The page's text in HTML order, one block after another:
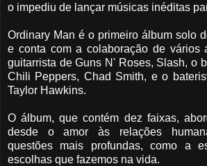
o impediu de lançar músicas inéditas
Ordinary Man é o primeiro álbum solo
e conta com a colaboração de vários
guitarrista de Guns N' Roses, Slash, o
Chili Peppers, Chad Smith, e o
Taylor Hawkins.
O álbum, que contém dez faixas,
desde o amor às relações
questões mais profundas, como a
escolhas que fazemos na vida.